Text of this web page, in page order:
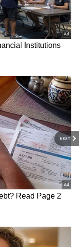
NEXT
పెట్రోలియం శాఖ
నిపుణుల
పెంపుతో
కానీ
ఇంకా భారీ
ఉందని